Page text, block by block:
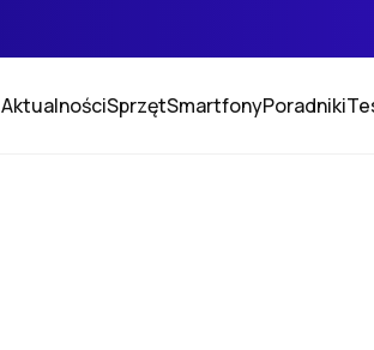
AktualnościSprzętSmartfonyPoradniki